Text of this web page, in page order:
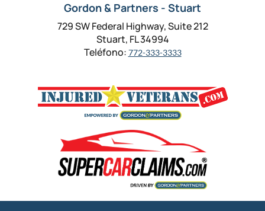
Gordon & Partners - Stuart
729 SW Federal Highway, Suite 212
Stuart, FL 34994
Teléfono: 772-333-3333